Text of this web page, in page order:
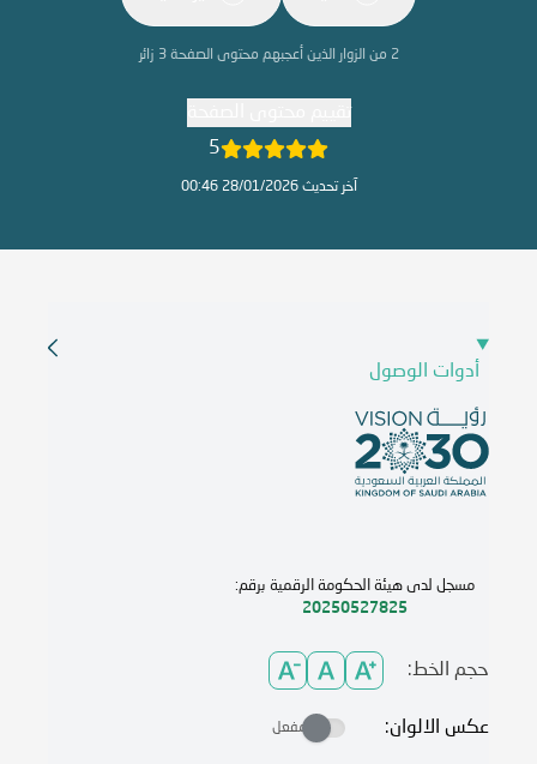
2 من الزوار الذين أعجبهم محتوى الصفحة3 زائر
5
آخر تحديث 28/01/2026 00:46
أدوات الوصول
مسجل لدى هيئة الحكومة الرقمية برقم:
20250527825
حجم الخط:
عكس الالوان: مفعل